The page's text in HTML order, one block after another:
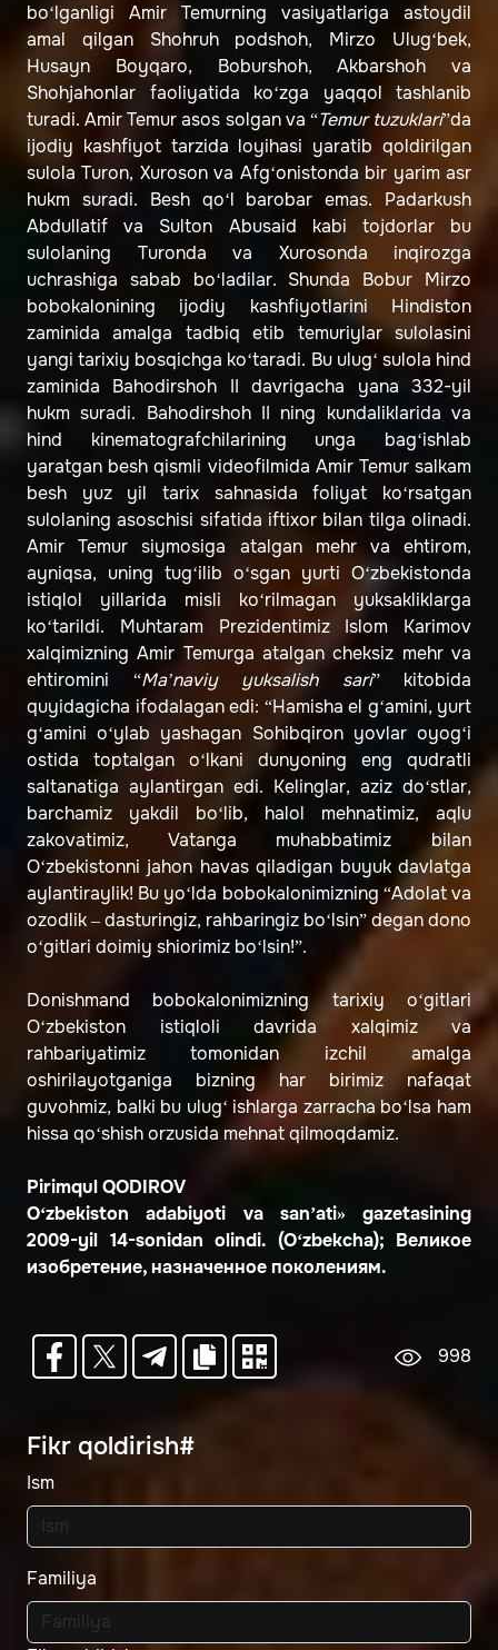
bo‘lganligi Amir Temurning vasiyatlariga astoydil
amal qilgan Shohruh podshoh, Mirzo Ulug‘bek,
Husayn Boyqaro, Boburshoh, Akbarshoh va
Shohjahonlar faoliyatida ko‘zga yaqqol tashlanib
turadi. Amir Temur asos solgan va “Temur tuzuklari”da
ijodiy kashfiyot tarzida loyihasi yaratib qoldirilgan
sulola Turon, Xuroson va Afg‘onistonda bir yarim asr
hukm suradi. Besh qo‘l barobar emas. Padarkush
Abdullatif va Sulton Abusaid kabi tojdorlar bu
sulolaning Turonda va Xurosonda inqirozga
uchrashiga sabab bo‘ladilar. Shunda Bobur Mirzo
bobokalonining ijodiy kashfiyotlarini Hindiston
zaminida amalga tadbiq etib temuriylar sulolasini
yangi tarixiy bosqichga ko‘taradi. Bu ulug‘ sulola hind
zaminida Bahodirshoh II davrigacha yana 332-yil
hukm suradi. Bahodirshoh II ning kundaliklarida va
hind kinematografchilarining unga bag‘ishlab
yaratgan besh qismli videofilmida Amir Temur salkam
besh yuz yil tarix sahnasida foliyat ko‘rsatgan
sulolaning asoschisi sifatida iftixor bilan tilga olinadi.
Amir Temur siymosiga atalgan mehr va ehtirom,
ayniqsa, uning tug‘ilib o‘sgan yurti O‘zbekistonda
istiqlol yillarida misli ko‘rilmagan yuksakliklarga
ko‘tarildi. Muhtaram Prezidentimiz Islom Karimov
xalqimizning Amir Temurga atalgan cheksiz mehr va
ehtiromini “Ma’naviy yuksalish sari” kitobida
quyidagicha ifodalagan edi: “Hamisha el g‘amini, yurt
g‘amini o‘ylab yashagan Sohibqiron yovlar oyog‘i
ostida toptalgan o‘lkani dunyoning eng qudratli
saltanatiga aylantirgan edi. Kelinglar, aziz do‘stlar,
barchamiz yakdil bo‘lib, halol mehnatimiz, aqlu
zakovatimiz, Vatanga muhabbatimiz bilan
O‘zbekistonni jahon havas qiladigan buyuk davlatga
aylantiraylik! Bu yo‘lda bobokalonimizning “Adolat va
ozodlik – dasturingiz, rahbaringiz bo‘lsin” degan dono
o‘gitlari doimiy shiorimiz bo‘lsin!”.
Donishmand bobokalonimizning tarixiy o‘gitlari
O‘zbekiston istiqloli davrida xalqimiz va
rahbariyatimiz tomonidan izchil amalga
oshirilayotganiga bizning har birimiz nafaqat
guvohmiz, balki bu ulug‘ ishlarga zarracha bo‘lsa ham
hissa qo‘shish orzusida mehnat qilmoqdamiz.
Pirimqul QODIROV
O‘zbekiston adabiyoti va san’ati» gazetasining
2009-yil 14-sonidan olindi. (O‘zbekcha); Великое
изобретение, назначенное поколениям.
998
Fikr qoldirish#
Ism
Familiya